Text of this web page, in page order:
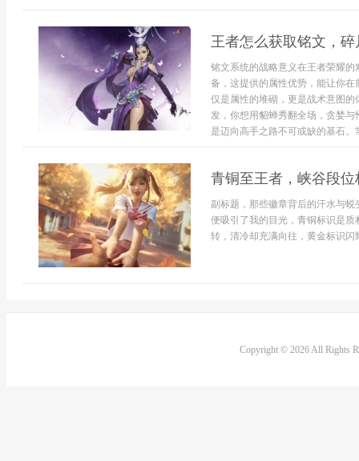
王者怎么获取铭文，
铭文系统的战略意义在王者荣耀
备，这提供的属性优势，能让你
仅是属性的堆砌，更是战术意图
发，你想用貂蝉秀翻全场，贪婪
是迈向高手之路不可或缺的基石。
青铜至王者，峡谷段
副标题，那些徽章背后的汗水与
便吸引了我的目光，青铜标识是
转，清冷却充满向往，黄金标识
Copyright © 2026 All Rights